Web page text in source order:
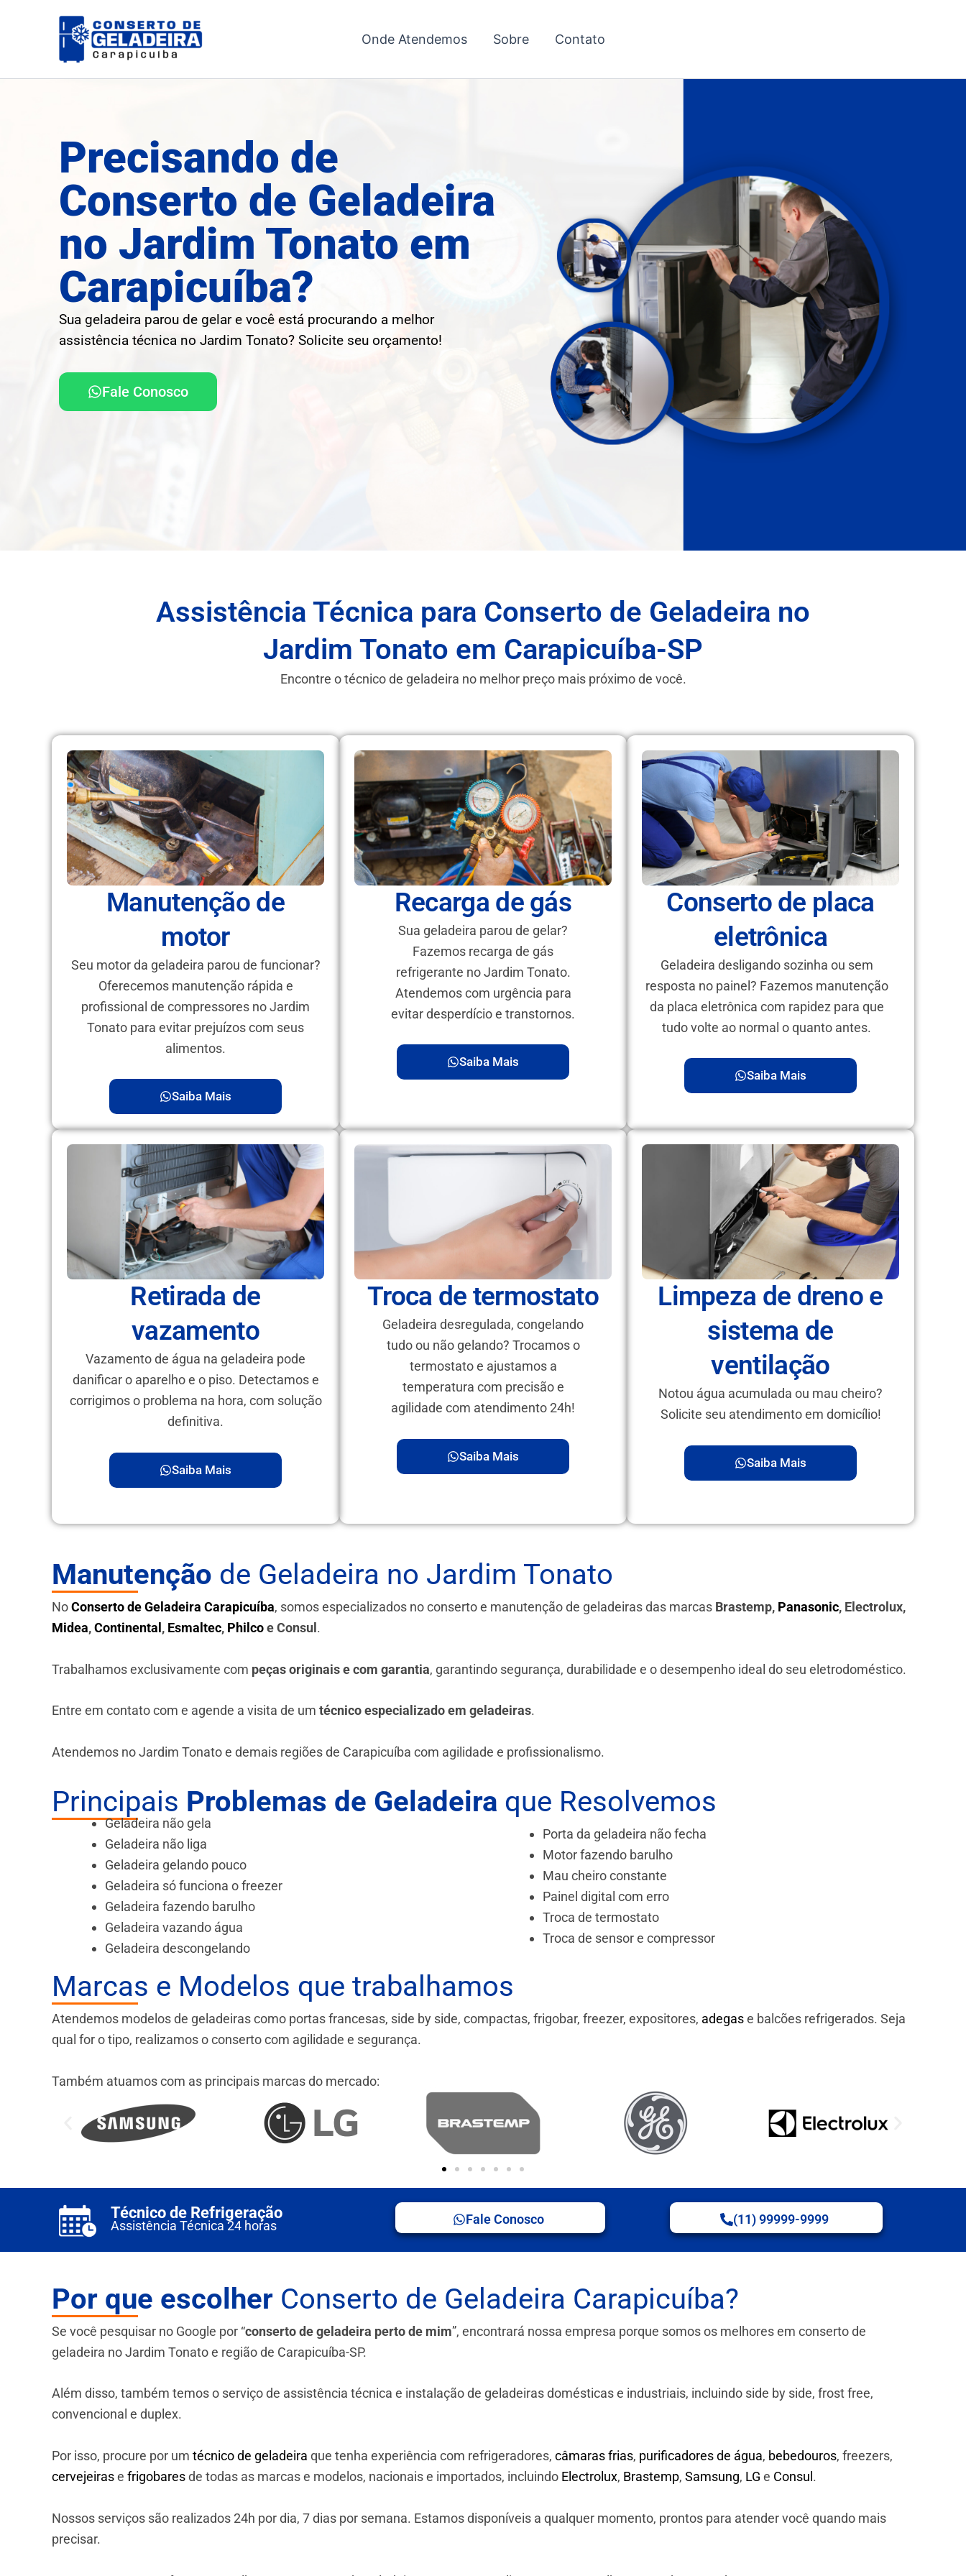
Onde Atendemos Sobre Contato
Precisando de
Conserto de Geladeira
no Jardim Tonato em
Carapicuíba?
Sua geladeira parou de gelar e você está procurando a melhor
assistência técnica no Jardim Tonato? Solicite seu orçamento!
Fale Conosco
Assistência Técnica para Conserto de Geladeira no
Jardim Tonato em Carapicuíba-SP
Encontre o técnico de geladeira no melhor preço mais próximo de você.
Manutenção de
motor
Seu motor da geladeira parou de funcionar?
Oferecemos manutenção rápida e
profissional de compressores no Jardim
Tonato para evitar prejuízos com seus
alimentos.
Saiba Mais
Recarga de gás
Sua geladeira parou de gelar?
Fazemos recarga de gás
refrigerante no Jardim Tonato.
Atendemos com urgência para
evitar desperdício e transtornos.
Saiba Mais
Conserto de placa
eletrônica
Geladeira desligando sozinha ou sem
resposta no painel? Fazemos manutenção
da placa eletrônica com rapidez para que
tudo volte ao normal o quanto antes.
Saiba Mais
Retirada de
vazamento
Vazamento de água na geladeira pode
danificar o aparelho e o piso. Detectamos e
corrigimos o problema na hora, com solução
definitiva.
Saiba Mais
Troca de termostato
Geladeira desregulada, congelando
tudo ou não gelando? Trocamos o
termostato e ajustamos a
temperatura com precisão e
agilidade com atendimento 24h!
Saiba Mais
Limpeza de dreno e
sistema de
ventilação
Notou água acumulada ou mau cheiro?
Solicite seu atendimento em domicílio!
Saiba Mais
Manutenção de Geladeira no Jardim Tonato
NoConserto de Geladeira Carapicuíba, somos especializados no conserto e manutenção de geladeiras das marcas Brastemp, Panasonic, Electrolux,
Midea,Continental , Esmaltec, Philcoe Consul .
Trabalhamos exclusivamente com peças originais e com garantia, garantindo segurança, durabilidade e o desempenho ideal do seu eletrodoméstico.
Entre em contato com e agende a visita de um técnico especializado em geladeiras.
Atendemos no Jardim Tonato e demais regiões de Carapicuíba com agilidade e profissionalismo.
Principais Problemas de Geladeira que Resolvemos
Geladeira não gela
Geladeira não liga
Geladeira gelando pouco
Geladeira só funciona o freezer
Geladeira fazendo barulho
Geladeira vazando água
Geladeira descongelando
Porta da geladeira não fecha
Motor fazendo barulho
Mau cheiro constante
Painel digital com erro
Troca de termostato
Troca de sensor e compressor
Marcas e Modelos que trabalhamos
Atendemos modelos de geladeiras como portas francesas, side by side, compactas, frigobar, freezer, expositores, adegase balcões refrigerados. Seja
qual for o tipo, realizamos o conserto com agilidade e segurança.
Também atuamos com as principais marcas do mercado:
Técnico de Refrigeração
Assistência Técnica 24 horas Fale Conosco (11) 99999-9999
Por que escolher Conserto de Geladeira Carapicuíba?
Se você pesquisar no Google por “conserto de geladeira perto de mim”, encontrará nossa empresa porque somos os melhores em conserto de
geladeira no Jardim Tonato e região de Carapicuíba-SP.
Além disso, também temos o serviço de assistência técnica e instalação de geladeiras domésticas e industriais, incluindo side by side, frost free,
convencional e duplex.
Por isso, procure por um técnico de geladeira que tenha experiência com refrigeradores, câmaras frias, purificadores de água, bebedouros, freezers,
cervejeirase frigobaresde todas as marcas e modelos, nacionais e importados, incluindo Electrolux, Brastemp, Samsung, LG e Consul .
Nossos serviços são realizados 24h por dia, 7 dias por semana. Estamos disponíveis a qualquer momento, prontos para atender você quando mais
precisar.